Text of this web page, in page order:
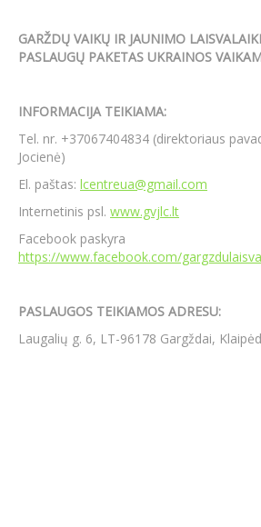
Administracinė
Galerija
GARŽDŲ VAIKŲ IR JAUNIMO
PASLAUGŲ PAKETAS UKRAINOS
INFORMACIJA TEIKIAMA:
Tel. nr. +37067404834 (direktoriaus
Jocienė)
El. paštas: lcentreua@gmail.com
Internetinis psl. www.gvjlc.lt
Facebook paskyra
https://www.facebook.com/
PASLAUGOS TEIKIAMOS ADRESU:
Laugalių g. 6, LT-96178 Gargždai,